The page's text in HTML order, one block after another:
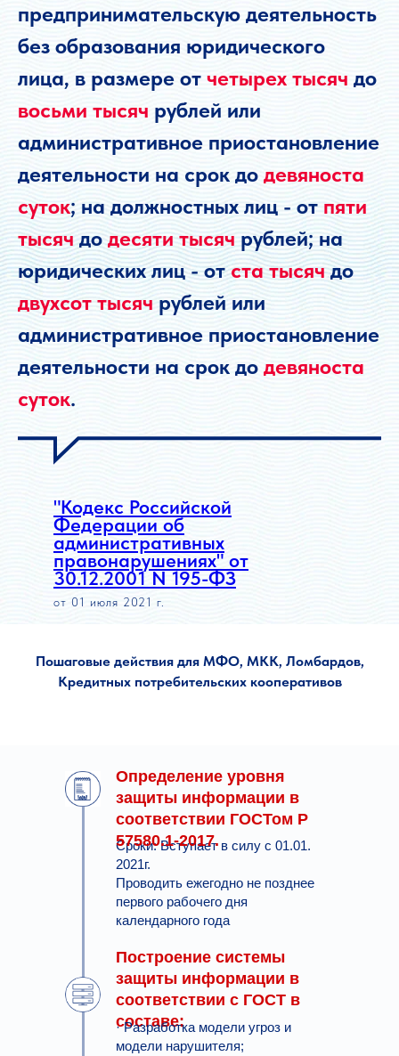
предпринимательскую деятельность
без образования юридического
лица, в размере от четырех тысяч до
восьми тысяч рублей или
административное приостановление
деятельности на срок до девяноста
суток; на должностных лиц - от пяти
тысячдодесяти тысячрублей; на
юридических лиц - отста тысячдо
двухсот тысячрублей или
административное приостановление
деятельности на срок до девяноста
суток.
"Кодекс Российской
Федерации об
административных
правонарушениях" от
30.12.2001 N 195-ФЗ
от 01 июля 2021 г.
Пошаговые действия для МФО, МКК, Ломбардов,
Кредитных потребительских кооперативов
Построение системы
защиты информации в
соответствии с ГОСТ в
составе:
· Разработка модели угроз и
модели нарушителя;
Сроки: Вступает в силу с 01.01.
2021г.
Проводить ежегодно не позднее
первого рабочего дня
календарного года
Определение уровня
защиты информации в
соответствии ГОСТом Р
57580.1-2017.